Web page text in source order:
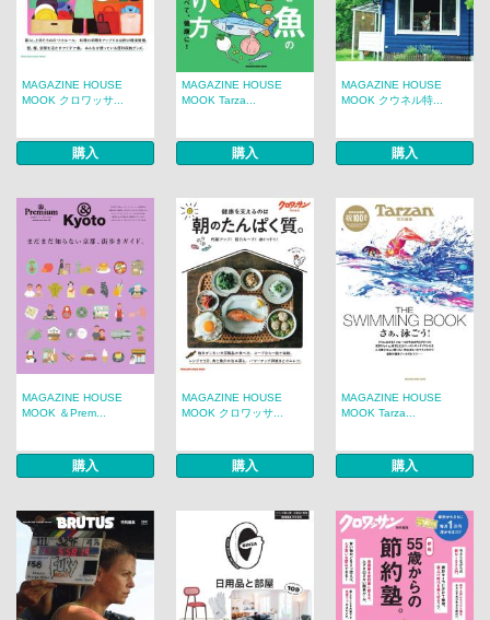
MAGAZINE HOUSE
MOOK クロワッサ...
購入
MAGAZINE HOUSE
MOOK Tarza...
購入
MAGAZINE HOUSE
MOOK クウネル特...
購入
MAGAZINE HOUSE
MOOK ＆Prem...
購入
MAGAZINE HOUSE
MOOK クロワッサ...
購入
MAGAZINE HOUSE
MOOK Tarza...
購入